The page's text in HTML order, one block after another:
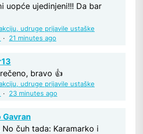
uopće ujedinjeni!!! Da bar
udruge prijavile ustaške
· 21 minutes ago
bravo 👍
udruge prijavile ustaške
· 23 minutes ago
No čuh tada: Karamarko i